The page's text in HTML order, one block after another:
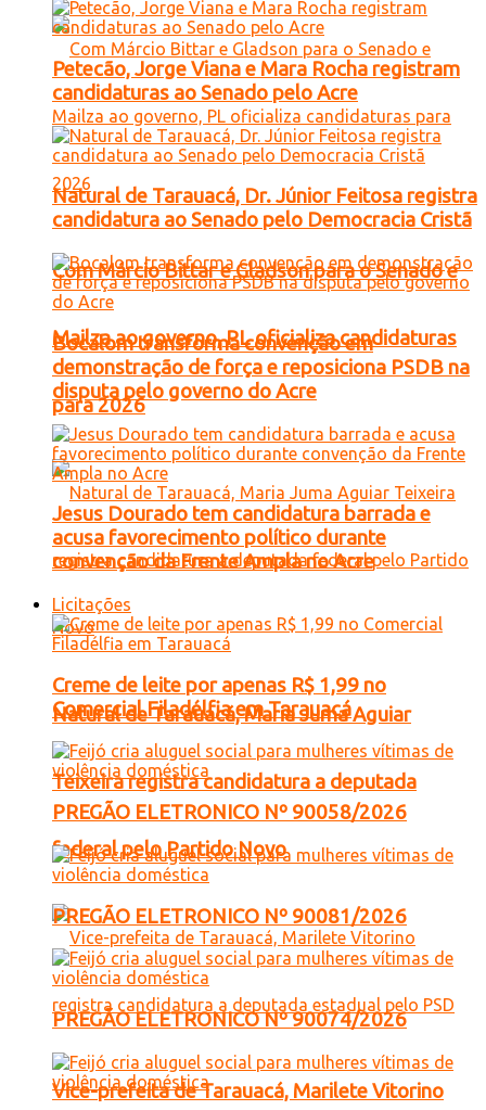
Com Márcio Bittar e Gladson para o Senado e
Mailza ao governo, PL oficializa candidaturas
para 2026
Natural de Tarauacá, Maria Juma Aguiar
Teixeira registra candidatura a deputada
federal pelo Partido Novo
Vice-prefeita de Tarauacá, Marilete Vitorino
Petecão, Jorge Viana e Mara Rocha registram
candidaturas ao Senado pelo Acre
Natural de Tarauacá, Dr. Júnior Feitosa registra
candidatura ao Senado pelo Democracia Cristã
Bocalom transforma convenção em
demonstração de força e reposiciona PSDB na
disputa pelo governo do Acre
Jesus Dourado tem candidatura barrada e
acusa favorecimento político durante
convenção da Frente Ampla no Acre
Licitações
Creme de leite por apenas R$ 1,99 no
Comercial Filadélfia em Tarauacá
PREGÃO ELETRONICO Nº 90058/2026
PREGÃO ELETRONICO Nº 90081/2026
PREGÃO ELETRONICO Nº 90074/2026